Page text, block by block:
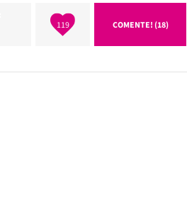
119 COMENTE! (18)